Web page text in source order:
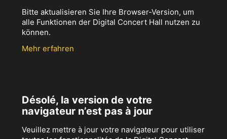
Bitte aktualisieren Sie Ihre Browser-Version, um
alle Funktionen der Digital Concert Hall nutzen zu
können.
Mehr erfahren
Désolé, la version de votre
navigateur n’est pas à jour
Veuillez mettre à jour votre navigateur pour utiliser